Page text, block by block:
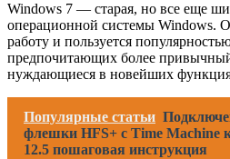
Windows 7 — старая, но все еще
операционной системы Windows.
работу и пользуется
предпочитающих более
нуждающиеся в новейших
Популярные статьи
флешки HFS+ с Time Machine
12.5 пошаговая инструкция